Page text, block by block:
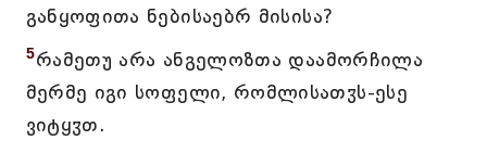
განყოფითა ნებისაებრ მისისა?
5რამეთუ არა ანგელოზთა დაამორჩილა
მერმე იგი სოფელი, რომლისათჳს-ესე
ვიტყჳთ.